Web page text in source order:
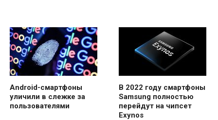
Android-смартфоны
уличили в слежке за
пользователями
В 2022 году смартфоны
Samsung полностью
перейдут на чипсет
Exynos